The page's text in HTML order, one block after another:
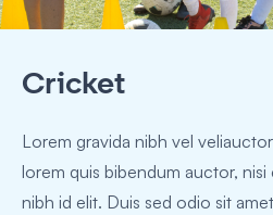
Cricket
Lorem gravida nibh vel
lorem quis bibendum auctor,
nibh id elit. Duis sed odio sit